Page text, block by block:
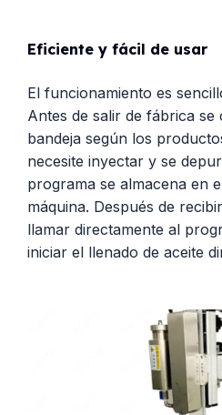
Eficiente y fácil de usar
El funcionamiento es
Antes de salir de fábrica
bandeja según los
necesite inyectar y se
programa se almacena en
máquina. Después de
llamar directamente al
iniciar el llenado de aceite